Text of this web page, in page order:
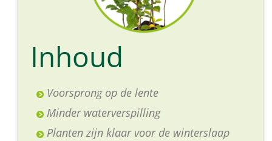
Inhoud
Voorsprong op de lente
Minder waterverspilling
Planten zijn klaar voor de winterslaap